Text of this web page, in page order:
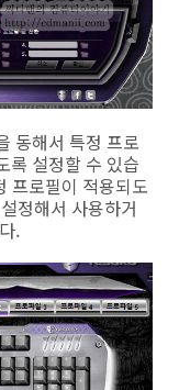
동해서 특정 프로
록 설정할 수 있습
프로필이 적용되도
정해서 사용하거
.